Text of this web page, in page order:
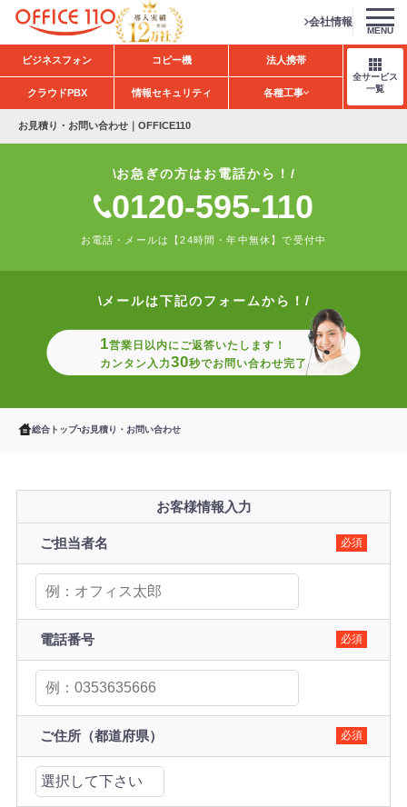
H
o
会社情報
MENU
ビジネスフォン コピー機 法人携帯
クラウドPBX 情報セキュリティ 各種工事
全サービス
一覧
お見積り・お問い合わせ｜OFFICE110
お急ぎの方はお電話から！
0120-595-110
お電話・メールは【24時間・年中無休】で受付中
メールは下記のフォームから！
1営業日以内にご返答いたします！
カンタン入力30秒でお問い合わせ完了
総合トップ お見積り・お問い合わせ
お客様情報入力
ご担当者名 必須
電話番号 必須
ご住所（都道府県） 必須